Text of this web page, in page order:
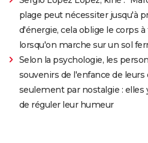
plage peut nécessiter jusqu'à
d'énergie, cela oblige le corps
lorsqu'on marche sur un sol
Selon la psychologie, les
souvenirs de l'enfance de
seulement par nostalgie :
de réguler leur humeur